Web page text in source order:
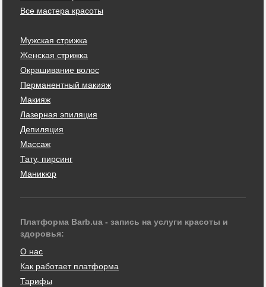
Все мастера красоты
Мужская стрижка
Женская стрижка
Окрашивание волос
Перманентный макияж
Макияж
Лазерная эпиляция
Депиляция
Массаж
Тату, пирсинг
Маникюр
Платформа Barb.ua - запись на услуги красоты и
здоровья:
О нас
Как работает платформа
Тарифы